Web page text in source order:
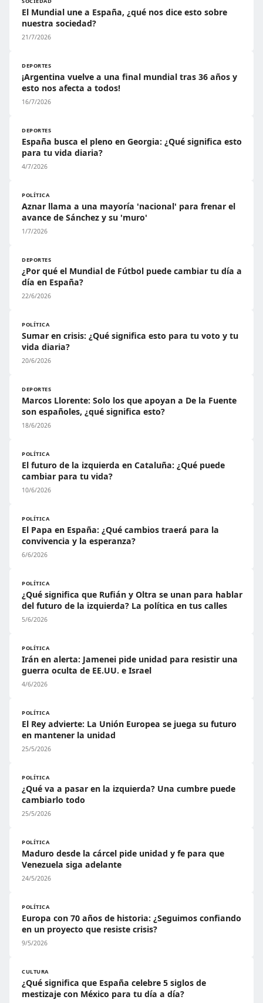
El Mundial une a España, ¿qué nos dice esto sobre
nuestra sociedad?
21/7/2026
DEPORTES
¡Argentina vuelve a una final mundial tras 36 años y
esto nos afecta a todos!
16/7/2026
DEPORTES
España busca el pleno en Georgia: ¿Qué significa esto
para tu vida diaria?
4/7/2026
POLÍTICA
Aznar llama a una mayoría 'nacional' para frenar el
avance de Sánchez y su 'muro'
1/7/2026
DEPORTES
¿Por qué el Mundial de Fútbol puede cambiar tu día a
día en España?
22/6/2026
POLÍTICA
Sumar en crisis: ¿Qué significa esto para tu voto y tu
vida diaria?
20/6/2026
DEPORTES
Marcos Llorente: Solo los que apoyan a De la Fuente
son españoles, ¿qué significa esto?
18/6/2026
POLÍTICA
El futuro de la izquierda en Cataluña: ¿Qué puede
cambiar para tu vida?
10/6/2026
POLÍTICA
El Papa en España: ¿Qué cambios traerá para la
convivencia y la esperanza?
6/6/2026
POLÍTICA
¿Qué significa que Rufián y Oltra se unan para hablar
del futuro de la izquierda? La política en tus calles
5/6/2026
POLÍTICA
Irán en alerta: Jamenei pide unidad para resistir una
guerra oculta de EE.UU. e Israel
4/6/2026
POLÍTICA
El Rey advierte: La Unión Europea se juega su futuro
en mantener la unidad
25/5/2026
POLÍTICA
¿Qué va a pasar en la izquierda? Una cumbre puede
cambiarlo todo
25/5/2026
POLÍTICA
Maduro desde la cárcel pide unidad y fe para que
Venezuela siga adelante
24/5/2026
POLÍTICA
Europa con 70 años de historia: ¿Seguimos confiando
en un proyecto que resiste crisis?
9/5/2026
CULTURA
¿Qué significa que España celebre 5 siglos de
mestizaje con México para tu día a día?